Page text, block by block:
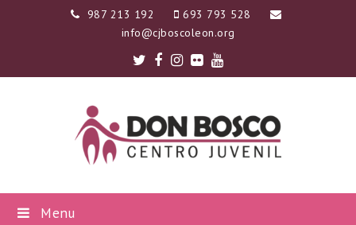
987 213 192
693 793 528
info@cjboscoleon.org
Twitter
Facebook
Instagram
FlickrYoutube
Menu